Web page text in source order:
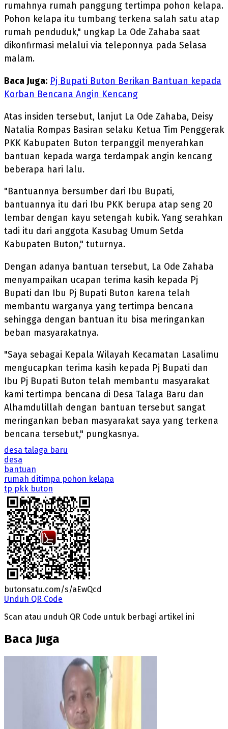
rumahnya rumah panggung tertimpa pohon kelapa.
Pohon kelapa itu tumbang terkena salah satu atap
rumah penduduk," ungkap La Ode Zahaba saat
dikonfirmasi melalui via teleponnya pada Selasa
malam.
Baca Juga: Pj Bupati Buton Berikan Bantuan kepada
Korban Bencana Angin Kencang
Atas insiden tersebut, lanjut La Ode Zahaba, Deisy
Natalia Rompas Basiran selaku Ketua Tim Penggerak
PKK Kabupaten Buton terpanggil menyerahkan
bantuan kepada warga terdampak angin kencang
beberapa hari lalu.
"Bantuannya bersumber dari Ibu Bupati,
bantuannya itu dari Ibu PKK berupa atap seng 20
lembar dengan kayu setengah kubik. Yang serahkan
tadi itu dari anggota Kasubag Umum Setda
Kabupaten Buton," tuturnya.
Dengan adanya bantuan tersebut, La Ode Zahaba
menyampaikan ucapan terima kasih kepada Pj
Bupati dan Ibu Pj Bupati Buton karena telah
membantu warganya yang tertimpa bencana
sehingga dengan bantuan itu bisa meringankan
beban masyarakatnya.
"Saya sebagai Kepala Wilayah Kecamatan Lasalimu
mengucapkan terima kasih kepada Pj Bupati dan
Ibu Pj Bupati Buton telah membantu masyarakat
kami tertimpa bencana di Desa Talaga Baru dan
Alhamdulillah dengan bantuan tersebut sangat
meringankan beban masyarakat saya yang terkena
bencana tersebut," pungkasnya.
desa talaga baru
desa
bantuan
rumah ditimpa pohon kelapa
tp pkk buton
butonsatu.com/s/aEwQcd
Unduh QR Code
Scan atau unduh QR Code untuk berbagi artikel ini
Baca Juga